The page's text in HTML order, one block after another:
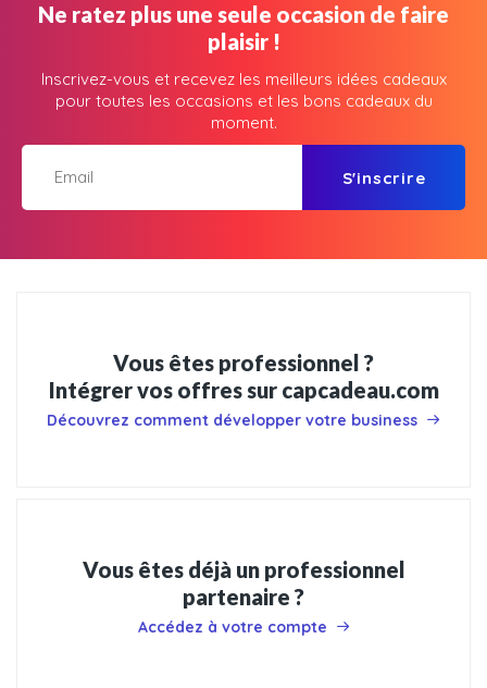
Ne ratez plus une seule occasion de faire
plaisir !
Inscrivez-vous et recevez les meilleurs idées cadeaux
pour toutes les occasions et les bons cadeaux du
moment.
S'inscrire
Vous êtes professionnel ?
Intégrer vos offres sur capcadeau.com
Découvrez comment développer votre business
Vous êtes déjà un professionnel
partenaire ?
Accédez à votre compte